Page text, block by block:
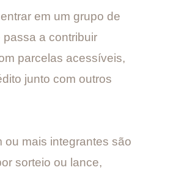
em um grupo de
a contribuir
parcelas acessíveis,
junto com outros
ou mais integrantes são
sorteio ou lance,